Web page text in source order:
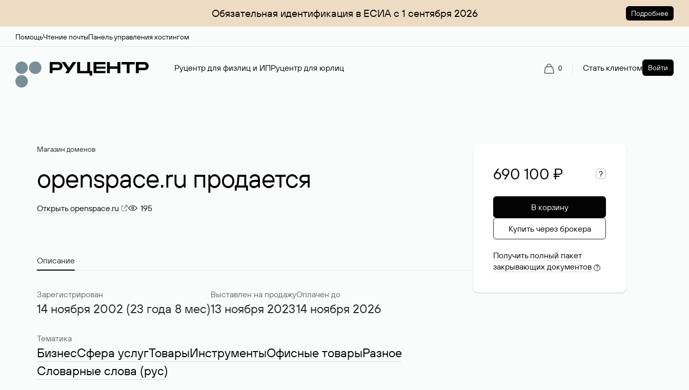
Обязательная идентификация в ЕСИА с 1 сентября 2026 Подробнее
ПомощьЧтение почтыПанель управления хостингом
Руцентр для физлиц и ИПРуцентр для юрлиц 0 Стать клиентом Войти
Магазин доменов
openspace.ru продается
Открыть openspace.ru 195
Описание
Зарегистрирован
14 ноября 2002 (23 года 8 мес)
Выставлен на продажу
13 ноября 2023
Оплачен до
14 ноября 2026
Тематика
БизнесСфера услугТоварыИнструментыОфисные товарыРазное
Словарные слова (рус)
690 100 ₽ ?
В корзину
Купить через брокера
Получить полный пакет
закрывающих документов ?